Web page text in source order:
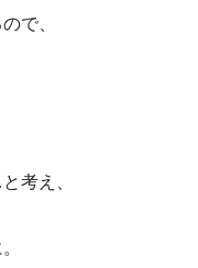
で、
考え、